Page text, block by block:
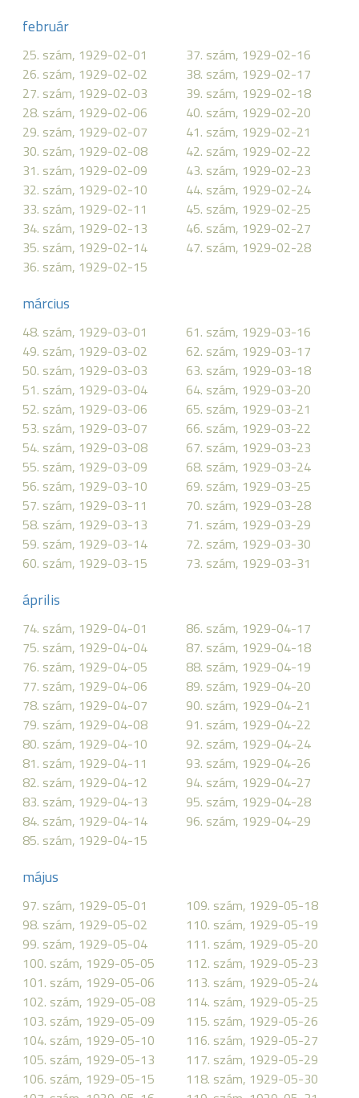
február
25. szám, 1929-02-01
26. szám, 1929-02-02
27. szám, 1929-02-03
28. szám, 1929-02-06
29. szám, 1929-02-07
30. szám, 1929-02-08
31. szám, 1929-02-09
32. szám, 1929-02-10
33. szám, 1929-02-11
34. szám, 1929-02-13
35. szám, 1929-02-14
36. szám, 1929-02-15
37. szám, 1929-02-16
38. szám, 1929-02-17
39. szám, 1929-02-18
40. szám, 1929-02-20
41. szám, 1929-02-21
42. szám, 1929-02-22
43. szám, 1929-02-23
44. szám, 1929-02-24
45. szám, 1929-02-25
46. szám, 1929-02-27
47. szám, 1929-02-28
március
48. szám, 1929-03-01
49. szám, 1929-03-02
50. szám, 1929-03-03
51. szám, 1929-03-04
52. szám, 1929-03-06
53. szám, 1929-03-07
54. szám, 1929-03-08
55. szám, 1929-03-09
56. szám, 1929-03-10
57. szám, 1929-03-11
58. szám, 1929-03-13
59. szám, 1929-03-14
60. szám, 1929-03-15
61. szám, 1929-03-16
62. szám, 1929-03-17
63. szám, 1929-03-18
64. szám, 1929-03-20
65. szám, 1929-03-21
66. szám, 1929-03-22
67. szám, 1929-03-23
68. szám, 1929-03-24
69. szám, 1929-03-25
70. szám, 1929-03-28
71. szám, 1929-03-29
72. szám, 1929-03-30
73. szám, 1929-03-31
április
74. szám, 1929-04-01
75. szám, 1929-04-04
76. szám, 1929-04-05
77. szám, 1929-04-06
78. szám, 1929-04-07
79. szám, 1929-04-08
80. szám, 1929-04-10
81. szám, 1929-04-11
82. szám, 1929-04-12
83. szám, 1929-04-13
84. szám, 1929-04-14
85. szám, 1929-04-15
86. szám, 1929-04-17
87. szám, 1929-04-18
88. szám, 1929-04-19
89. szám, 1929-04-20
90. szám, 1929-04-21
91. szám, 1929-04-22
92. szám, 1929-04-24
93. szám, 1929-04-26
94. szám, 1929-04-27
95. szám, 1929-04-28
96. szám, 1929-04-29
május
97. szám, 1929-05-01
98. szám, 1929-05-02
99. szám, 1929-05-04
100. szám, 1929-05-05
101. szám, 1929-05-06
102. szám, 1929-05-08
103. szám, 1929-05-09
104. szám, 1929-05-10
105. szám, 1929-05-13
106. szám, 1929-05-15
109. szám, 1929-05-18
110. szám, 1929-05-19
111. szám, 1929-05-20
112. szám, 1929-05-23
113. szám, 1929-05-24
114. szám, 1929-05-25
115. szám, 1929-05-26
116. szám, 1929-05-27
117. szám, 1929-05-29
118. szám, 1929-05-30